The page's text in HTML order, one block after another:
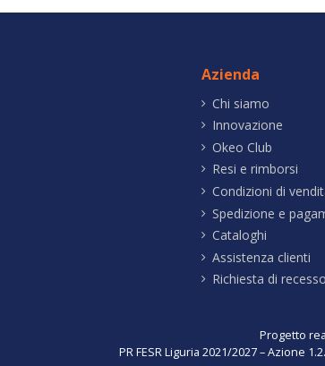
Azienda
Chi siamo
Innovazione
Okeo Club
Resi e rimborsi
Condizioni di
Spedizione e
Cataloghi
Assistenza clienti
Richiesta di recesso
Progetto
PR FESR Liguria 2021/2027 – Azione